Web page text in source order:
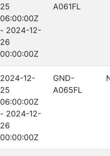
25
06:00:00Z
- 2024-12-
26
00:00:00Z
A061FL
2024-12-
25
06:00:00Z
- 2024-12-
26
00:00:00Z
GND-
A065FL